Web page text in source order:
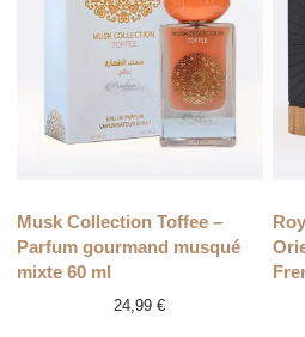
Musk Collection Toffee –
Parfum gourmand musqué
mixte 60 ml
24,99€